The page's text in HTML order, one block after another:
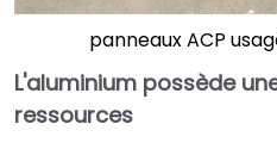
panneaux ACP
L'aluminium possède
ressources